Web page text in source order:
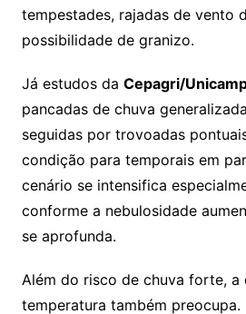
tempestades, rajadas de vento
possibilidade de granizo.
Já estudos da Cepagri/
pancadas de chuva
seguidas por trovoadas
condição para temporais em
cenário se intensifica
conforme a nebulosidade
se aprofunda.
Além do risco de chuva forte, a
temperatura também preocupa.